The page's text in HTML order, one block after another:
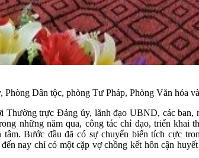
Dân tộc, phòng Tư Pháp, Phòng Văn hóa
trực Đảng ủy, lãnh đạo UBND, các
những năm qua, công tác chỉ đạo, triển khai
Bước đầu đã có sự chuyển biến tích cực
nay chỉ có một cặp vợ chồng kết hôn cận